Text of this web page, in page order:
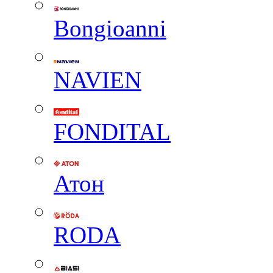
Вongioanni
NAVIEN
FONDITAL
Атон
RODA